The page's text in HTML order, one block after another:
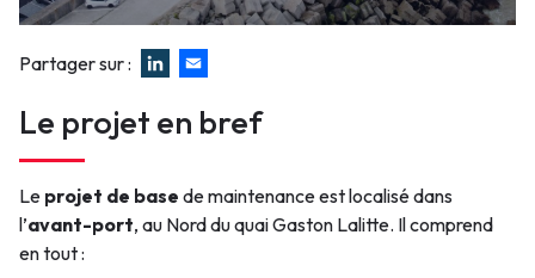
de
Dieppe-
Le-
Tréport
Faux
Partager sur :
Le projet en bref
Le projet de base de maintenance est localisé dans
l’avant-port, au Nord du quai Gaston Lalitte. Il comprend
en tout :